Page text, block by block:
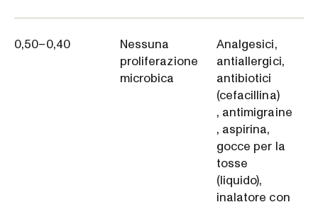
0,50–0,40
Nessuna
proliferazione
microbica
Analgesici,
antiallergici,
antibiotici
(cefacillina)
, antimigraine
, aspirina,
gocce per la
tosse
(liquido),
inalatore con